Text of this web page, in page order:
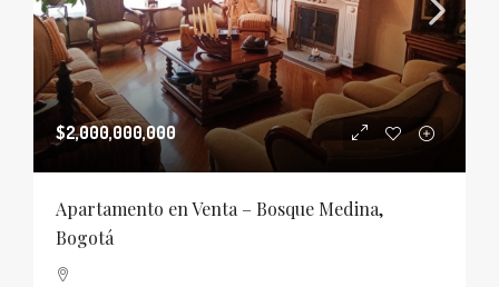
$2,000,000,000
Apartamento en Venta – Bosque Medina,
Bogotá